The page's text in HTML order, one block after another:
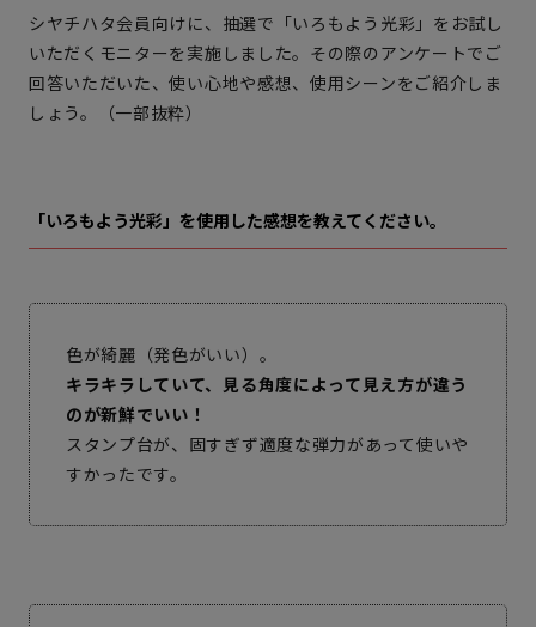
シヤチハタ会員向けに、抽選で「いろもよう光彩」をお試し
いただくモニターを実施しました。その際のアンケートでご
回答いただいた、使い心地や感想、使用シーンをご紹介しま
しょう。（一部抜粋）
「いろもよう光彩」を使用した感想を教えてください。
色が綺麗（発色がいい）。
キラキラしていて、見る角度によって見え方が違う
のが新鮮でいい！
スタンプ台が、固すぎず適度な弾力があって使いや
すかったです。